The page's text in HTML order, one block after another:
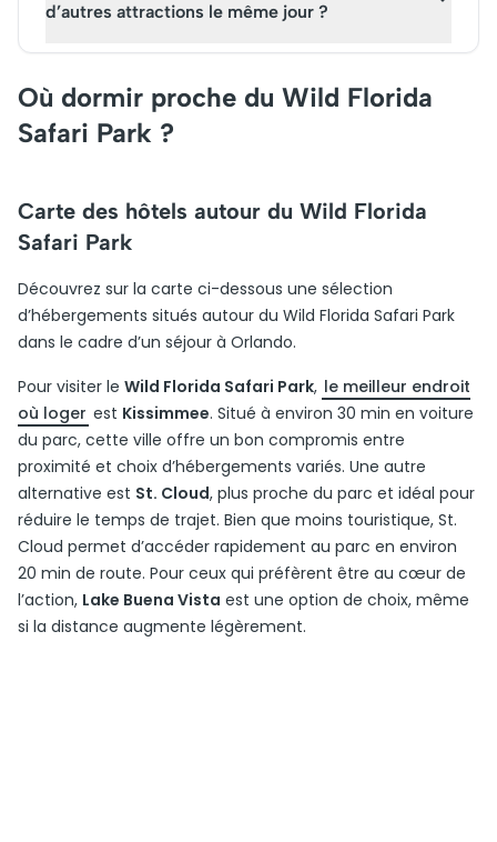
d’autres attractions le même jour ?
Où dormir proche du Wild Florida
Safari Park ?
Carte des hôtels autour du Wild Florida
Safari Park
Découvrez sur la carte ci-dessous une sélection
d’hébergements situés autour du Wild Florida Safari Park
dans le cadre d’un séjour à Orlando.
Pour visiter le Wild Florida Safari Park, le meilleur endroit
où loger est Kissimmee. Situé à environ 30 min en voiture
du parc, cette ville offre un bon compromis entre
proximité et choix d’hébergements variés. Une autre
alternative est St. Cloud, plus proche du parc et idéal pour
réduire le temps de trajet. Bien que moins touristique, St.
Cloud permet d’accéder rapidement au parc en environ
20 min de route. Pour ceux qui préfèrent être au cœur de
l’action, Lake Buena Vista est une option de choix, même
si la distance augmente légèrement.